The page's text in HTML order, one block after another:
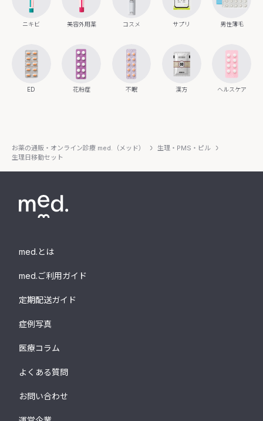
ニキビ 美容外用薬 コスメ サプリ 男性薄毛
ED 花粉症 不眠 漢方 ヘルスケア
お薬の通販・オンライン診療 med.（メッド）
生理・PMS・ピル
生理日移動セット
med.とは
med.ご利用ガイド
定期配送ガイド
症例写真
医療コラム
よくある質問
お問い合わせ